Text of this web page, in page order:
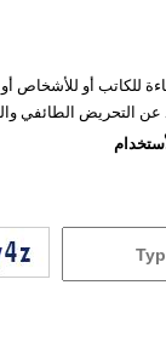
للكاتب أو للأشخاص
عن التحريض الطائفي